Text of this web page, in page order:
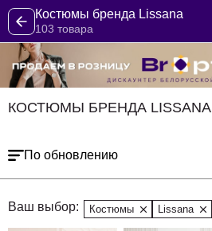
Костюмы бренда Lissana
103 товара
КОСТЮМЫ БРЕНДА LISSANA
По обновлению
Ваш выбор: Костюмы Lissana